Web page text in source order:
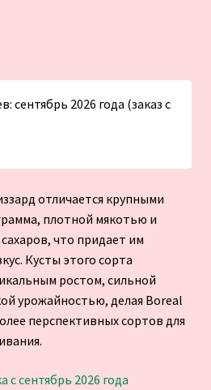
сентябрь 2026 года (заказ с
отличается крупными
плотной мякотью и
что придает им
Кусты этого сорта
ростом, сильной
урожайностью, делая Boreal
перспективных сортов для
с сентябрь 2026 года